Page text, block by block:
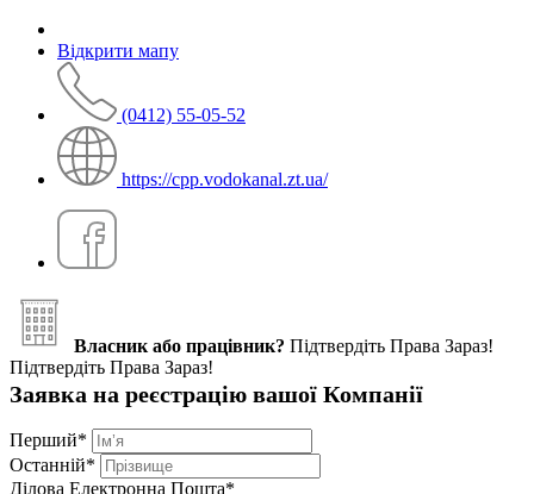
Відкрити мапу
(0412) 55-05-52
https://cpp.vodokanal.zt.ua/
Власник або працівник? Підтвердіть Права Зараз!
Підтвердіть Права Зараз!
Заявка на реєстрацію вашої Компанії
Перший*
Останній*
Ділова Електронна Пошта*